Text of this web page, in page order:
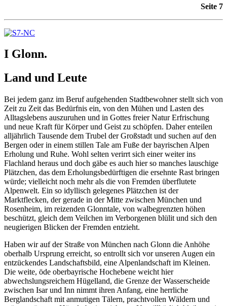
Seite 7
I Glonn.
Land und Leute
Bei jedem ganz im Beruf aufgehenden Stadtbewohner stellt sich von
Zeit zu Zeit das Bedürfnis ein, von den Mühen und Lasten des
Alltagslebens auszuruhen und in Gottes freier Natur Erfrischung
und neue Kraft für Körper und Geist zu schöpfen. Daher enteilen
alljährlich Tausende dem Trubel der Großstadt und suchen auf den
Bergen oder in einem stillen Tale am Fuße der bayrischen Alpen
Erholung und Ruhe. Wohl selten verirrt sich einer weiter ins
Flachland heraus und doch gäbe es auch hier so manches lauschige
Plätzchen, das dem Erholungsbedürftigen die ersehnte Rast bringen
würde; vielleicht noch mehr als die von Fremden überflutete
Alpenwelt. Ein so idyllisch gelegenes Plätzchen ist der
Marktflecken, der gerade in der Mitte zwischen München und
Rosenheim, im reizenden Glonntale, von walbegrenzten höhen
beschützt, gleich dem Veilchen im Verborgenen blülit und sich den
neugierigen Blicken der Fremden entzieht.
Haben wir auf der Straße von München nach Glonn die Anhöhe
oberhalb Ursprung erreicht, so entrollt sich vor unseren Augen ein
entzückendes Landschaftsbild, eine Alpenlandschaft im Kleinen.
Die weite, öde oberbayrische Hochebene weicht hier
abwechslungsreichem Hügelland, die Grenze der Wasserscheide
zwischen Isar und Inn nimmt ihren Anfang, eine herrliche
Berglandschaft mit anmutigen Tälern, prachtvollen Wäldern und